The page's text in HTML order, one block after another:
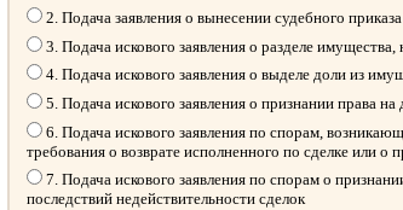
2. Подача заявления о вынесении судебного приказа
3. Подача искового заявления о разделе
4. Подача искового заявления о выделе доли из
5. Подача искового заявления о признании права
6. Подача искового заявления по спорам,
требования о возврате исполненного по сделке или о
7. Подача искового заявления по спорам о
последствий недействительности сделок